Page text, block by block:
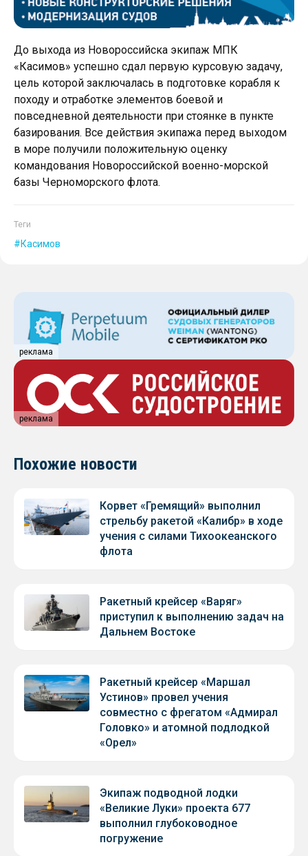
До выхода из Новороссийска экипаж МПК
«Касимов» успешно сдал первую курсовую задачу,
цель которой заключалась в подготовке корабля к
походу и отработке элементов боевой и
повседневной деятельности при стоянке в пункте
базирования. Все действия экипажа перед выходом
в море получили положительную оценку
командования Новороссийской военно-морской
базы Черноморского флота.
Теги
Касимов
реклама
реклама
Похожие новости
Корвет «Гремящий» выполнил
стрельбу ракетой «Калибр» в ходе
учения с силами Тихоокеанского
флота
Ракетный крейсер «Варяг»
приступил к выполнению задач на
Дальнем Востоке
Ракетный крейсер «Маршал
Устинов» провел учения
совместно с фрегатом «Адмирал
Головко» и атомной подлодкой
«Орел»
Экипаж подводной лодки
«Великие Луки» проекта 677
выполнил глубоководное
погружение